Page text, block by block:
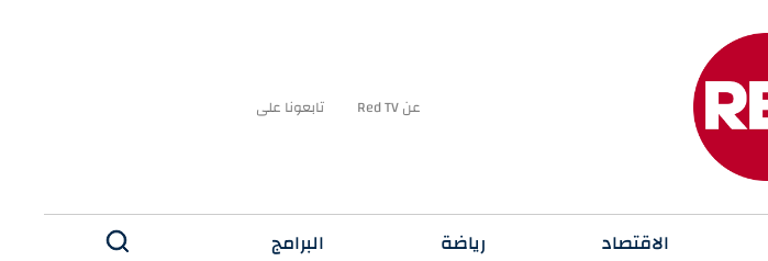
عن Red TV تابعونا على
الاقتصاد رياضة البرامج